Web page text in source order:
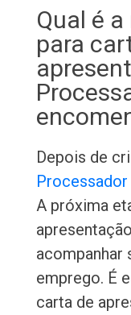
Qual é
para
Depois de
A próxima
acompanhar
emprego. É
carta de